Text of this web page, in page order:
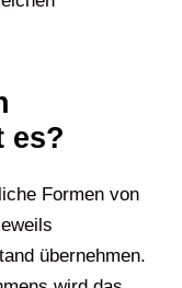
es?
Formen von
übernehmen.